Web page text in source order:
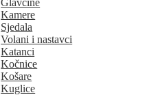
Glavčine
Kamere
Sjedala
Volani i nastavci
Katanci
Kočnice
Košare
Kuglice